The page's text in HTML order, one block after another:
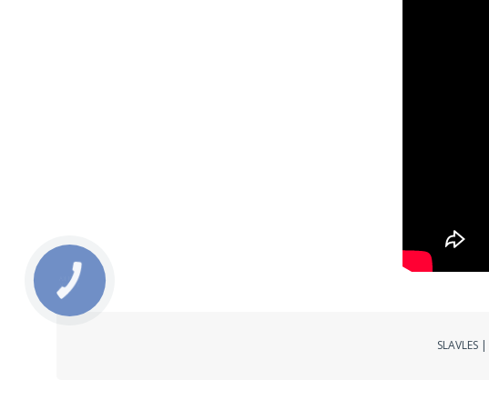
SLAVLES |
КНОПКА
ЗВ'ЯЗКУ